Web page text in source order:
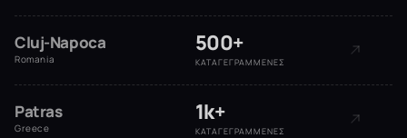
Cluj-Napoca
Romania
500+
ΚΑΤΑΓΕΓΡΑΜΜΈΝΕΣ
Patras
Greece
1k+
ΚΑΤΑΓΕΓΡΑΜΜΈΝΕΣ